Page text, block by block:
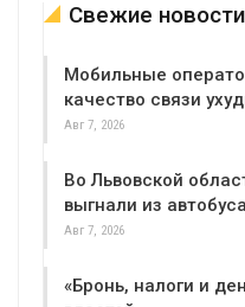
Свежие новости
Мобильные
качество связи
Авг 7, 2026
Во Львовской
выгнали из
Авг 7, 2026
«Бронь, налоги и